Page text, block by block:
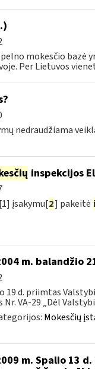
mokesčio bazė
Per Lietuvos
nedraudžiama
inspekcijos
įsakymu[2] pakeitė
m. balandžio
19 d. priimtas
VA-29 „Dėl
Mokesčių
m. Spalio 13